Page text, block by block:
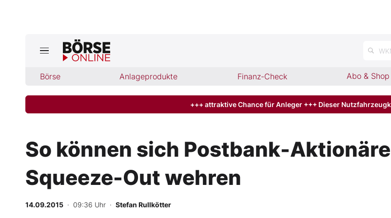
Börse Anlageprodukte Finanz-Check Abo & Shop
Börse
Abo & Shop
BO-Musterdepots
Experten
+++ attraktive Chance für Anleger +++ Dieser
So können sich Postbank-
Squeeze-Out wehren
14.09.2015 · 09:36 Uhr · Stefan Rullkötter